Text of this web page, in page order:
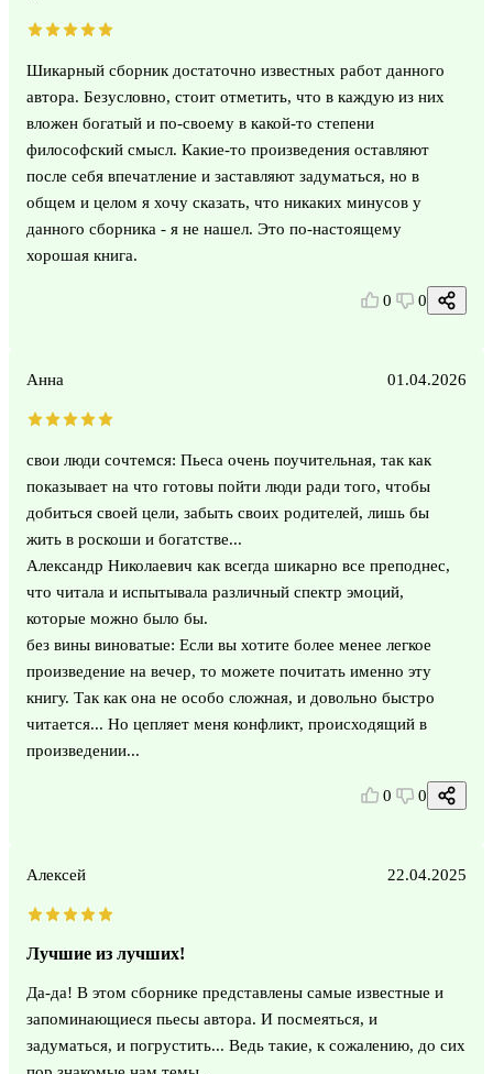
Шикарный сборник достаточно известных работ данного
автора. Безусловно, стоит отметить, что в каждую из них
вложен богатый и по-своему в какой-то степени
философский смысл. Какие-то произведения оставляют
после себя впечатление и заставляют задуматься, но в
общем и целом я хочу сказать, что никаких минусов у
данного сборника - я не нашел. Это по-настоящему
хорошая книга.
0 0
Анна 01.04.2026
свои люди сочтемся: Пьеса очень поучительная, так как
показывает на что готовы пойти люди ради того, чтобы
добиться своей цели, забыть своих родителей, лишь бы
жить в роскоши и богатстве...
Александр Николаевич как всегда шикарно все преподнес,
что читала и испытывала различный спектр эмоций,
которые можно было бы.
без вины виноватые: Если вы хотите более менее легкое
произведение на вечер, то можете почитать именно эту
книгу. Так как она не особо сложная, и довольно быстро
читается... Но цепляет меня конфликт, происходящий в
произведении...
0 0
Алексей 22.04.2025
Лучшие из лучших!
Да-да! В этом сборнике представлены самые известные и
запоминающиеся пьесы автора. И посмеяться, и
задуматься, и погрустить... Ведь такие, к сожалению, до сих